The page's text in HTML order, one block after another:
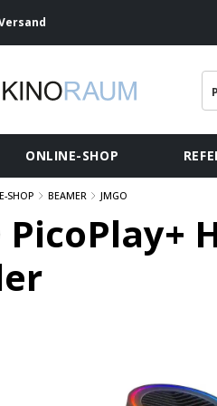
ONLINE-SHOP
SHOP BEAMER JMGO
PicoPlay+